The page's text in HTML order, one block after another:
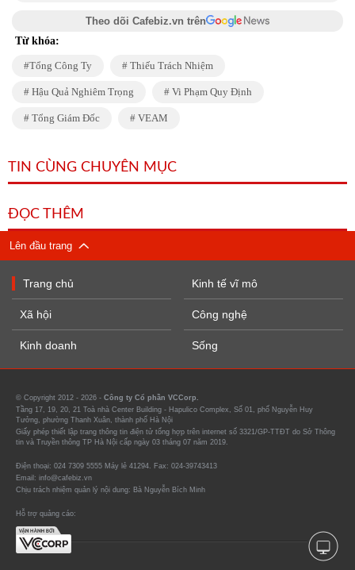
Theo dõi Cafebiz.vn trên
Từ khóa:
Tổng Công Ty Thiếu Trách Nhiệm
Hậu Quả Nghiêm Trọng Vi Phạm Quy Định
Tổng Giám Đốc VEAM
TIN CÙNG CHUYÊN MỤC
ĐỌC THÊM
Lên đầu trang
Trang chủ
Xã hội
Kinh doanh
Kinh tế vĩ mô
Công nghệ
Sống
© Copyright 2012 - 2026 - Công ty Cổ phần VCCorp.
Tầng 17, 19, 20, 21 Toà nhà Center Building - Hapulico Complex, Số 01, phố Nguyễn Huy
Tưởng, phường Thanh Xuân, thành phố Hà Nội
Giấy phép thiết lập trang thông tin điện tử tổng hợp trên internet số 3321/GP-TTĐT do Sở Thông
tin và Truyền thông TP Hà Nội cấp ngày 03 tháng 07 năm 2019.
Điện thoại: 024 7309 5555 Máy lẻ 41294. Fax: 024-39743413
Email: info@cafebiz.vn
Chịu trách nhiệm quản lý nội dung: Bà Nguyễn Bích Minh
Hỗ trợ quảng cáo: